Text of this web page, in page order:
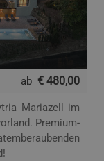
ab € 480,00
Mariazell im
Premium-